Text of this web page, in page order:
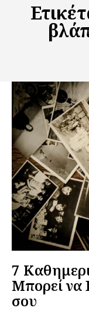
7
Μπορεί να
σου